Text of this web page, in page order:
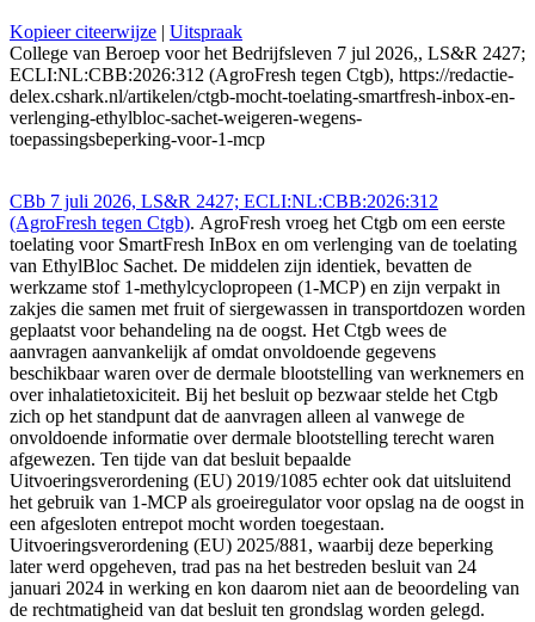
Kopieer citeerwijze | Uitspraak
College van Beroep voor het Bedrijfsleven 7 jul 2026,, LS&R 2427;
ECLI:NL:CBB:2026:312 (AgroFresh tegen Ctgb), https://redactie-
delex.cshark.nl/artikelen/ctgb-mocht-toelating-smartfresh-inbox-en-
verlenging-ethylbloc-sachet-weigeren-wegens-
toepassingsbeperking-voor-1-mcp
CBb 7 juli 2026, LS&R 2427; ECLI:NL:CBB:2026:312
(AgroFresh tegen Ctgb). AgroFresh vroeg het Ctgb om een eerste
toelating voor SmartFresh InBox en om verlenging van de toelating
van EthylBloc Sachet. De middelen zijn identiek, bevatten de
werkzame stof 1-methylcyclopropeen (1-MCP) en zijn verpakt in
zakjes die samen met fruit of siergewassen in transportdozen worden
geplaatst voor behandeling na de oogst. Het Ctgb wees de
aanvragen aanvankelijk af omdat onvoldoende gegevens
beschikbaar waren over de dermale blootstelling van werknemers en
over inhalatietoxiciteit. Bij het besluit op bezwaar stelde het Ctgb
zich op het standpunt dat de aanvragen alleen al vanwege de
onvoldoende informatie over dermale blootstelling terecht waren
afgewezen. Ten tijde van dat besluit bepaalde
Uitvoeringsverordening (EU) 2019/1085 echter ook dat uitsluitend
het gebruik van 1-MCP als groeiregulator voor opslag na de oogst in
een afgesloten entrepot mocht worden toegestaan.
Uitvoeringsverordening (EU) 2025/881, waarbij deze beperking
later werd opgeheven, trad pas na het bestreden besluit van 24
januari 2024 in werking en kon daarom niet aan de beoordeling van
de rechtmatigheid van dat besluit ten grondslag worden gelegd.